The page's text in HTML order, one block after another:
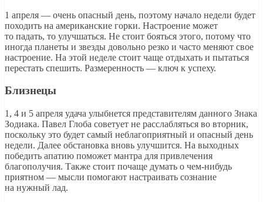
1 апреля — очень опасный день, поэтому начало недели будет
походить на американские горки. Настроение может
то падать, то улучшаться. Не стоит бояться этого, потому что
иногда планеты и звезды довольно резко и часто меняют свое
настроение. На этой неделе стоит чаще отдыхать и пытаться
перестать спешить. Размеренность — ключ к успеху.
Близнецы
1, 4 и 5 апреля удача улыбнется представителям данного Знака
Зодиака. Павел Глоба советует не расслабляться во вторник,
поскольку это будет самый неблагоприятный и опасный день
недели. Далее обстановка вновь улучшится. На выходных
победить апатию поможет мантра для привлечения
благополучия. Также стоит почаще думать о чем-нибудь
приятном — мысли помогают настраивать сознание
на нужный лад.